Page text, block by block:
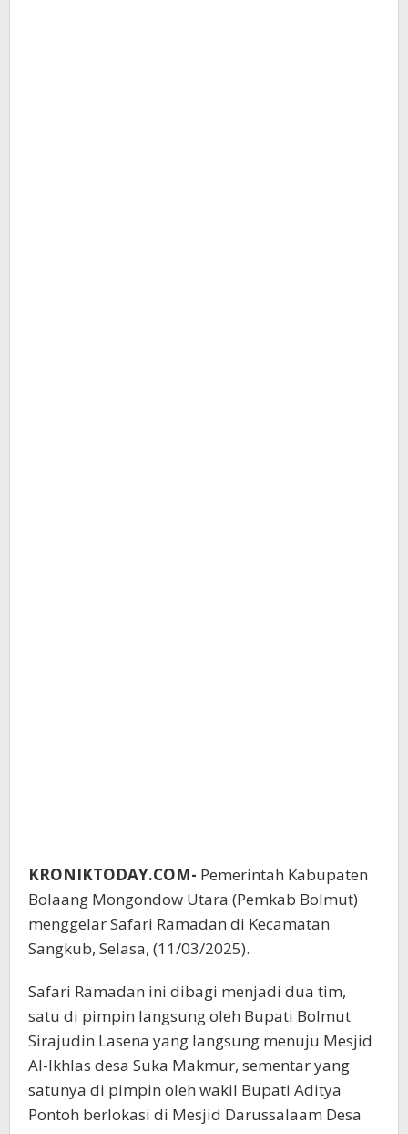
KRONIKTODAY.COM- Pemerintah Kabupaten
Bolaang Mongondow Utara (Pemkab Bolmut)
menggelar Safari Ramadan di Kecamatan
Sangkub, Selasa, (11/03/2025).
Safari Ramadan ini dibagi menjadi dua tim,
satu di pimpin langsung oleh Bupati Bolmut
Sirajudin Lasena yang langsung menuju Mesjid
Al-Ikhlas desa Suka Makmur, sementar yang
satunya di pimpin oleh wakil Bupati Aditya
Pontoh berlokasi di Mesjid Darussalaam Desa